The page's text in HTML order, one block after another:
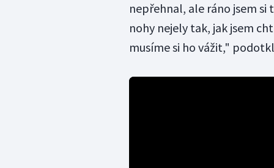
nepřehnal, ale ráno jsem
nohy nejely tak, jak jsem
musíme si ho vážit,"